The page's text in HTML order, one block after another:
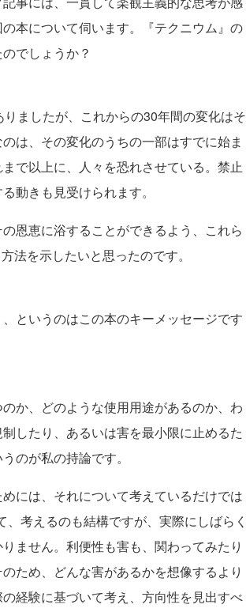
本について伺います。『テクニウム』の
でしょうか？
ましたが、これからの30年間の変化はそ
は、その変化のうちの一部はすでに始ま
で以上に、人々を恐れさせている。禁止
動きも見受けられます。
恩恵に浴することができるよう、これら
法を示したいと思ったのです。
というのはこの本のキーメッセージです
か、どのような使用用途があるのか、わ
したり、あるいは害を最小限に止めるた
のが私の持論です。
には、それについて考えているだけでは
考えるのも結構ですが、実際にしばらく
ません。利便性も害も、関わってみたり
ため、どんな害があるかを想像するより
経験に基づいて考え、方向性を見出すべ